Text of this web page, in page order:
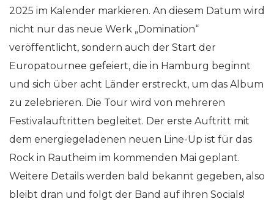
2025 im Kalender markieren. An diesem Datum wird
nicht nur das neue Werk „Domination“
veröffentlicht, sondern auch der Start der
Europatournee gefeiert, die in Hamburg beginnt
und sich über acht Länder erstreckt, um das Album
zu zelebrieren. Die Tour wird von mehreren
Festivalauftritten begleitet. Der erste Auftritt mit
dem energiegeladenen neuen Line-Up ist für das
Rock in Rautheim im kommenden Mai geplant.
Weitere Details werden bald bekannt gegeben, also
bleibt dran und folgt der Band auf ihren Socials!